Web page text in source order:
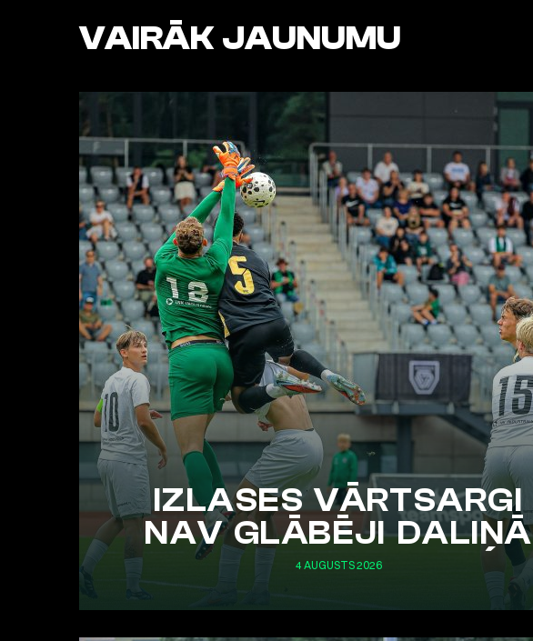
VAIRĀK JAUNUMU
IZLASES VĀRTSARGI
NAV GLĀBĒJI DALIŅĀ
4 AUGUSTS 2026